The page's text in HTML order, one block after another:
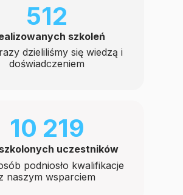
dzieliliśmy się wiedzą i
doświadczeniem
szkoleń
512
podniosło kwalifikacje
naszym wsparciem
uczestników
10 219